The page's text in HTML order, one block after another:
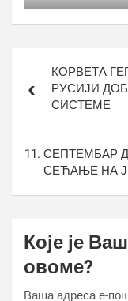
чланкаКОРВЕТА
РУСИЈИ
СИСТЕМЕ
11. СЕПТЕМБАР
СЕЋАЊЕ НА
Које је
овоме?
Ваша адреса е-